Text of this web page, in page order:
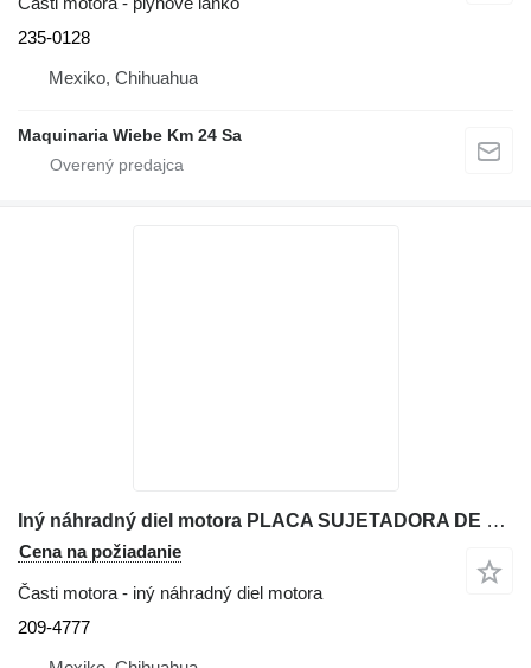
235-0128
Mexiko, Chihuahua
Maquinaria Wiebe Km 24 Sa
Iný náhradný diel motora PLACA SUJETADORA DE PISTONES DEL SWING 209-4777 na rýpadla-nakladača Caterpillar 416E
Cena na požiadanie
Časti motora - iný náhradný diel motora
209-4777